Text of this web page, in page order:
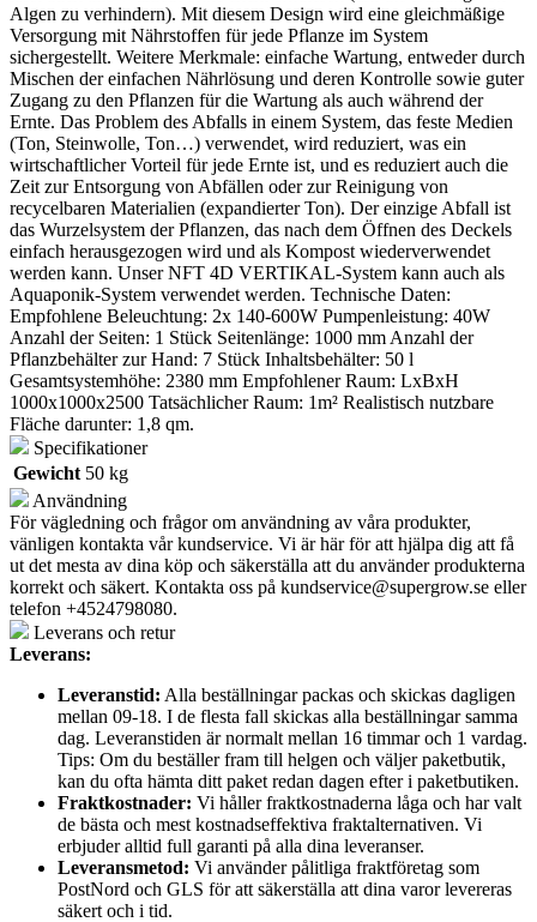
Algen zu verhindern). Mit diesem Design wird eine gleichmäßige
Versorgung mit Nährstoffen für jede Pflanze im System
sichergestellt. Weitere Merkmale: einfache Wartung, entweder durch
Mischen der einfachen Nährlösung und deren Kontrolle sowie guter
Zugang zu den Pflanzen für die Wartung als auch während der
Ernte. Das Problem des Abfalls in einem System, das feste Medien
(Ton, Steinwolle, Ton…) verwendet, wird reduziert, was ein
wirtschaftlicher Vorteil für jede Ernte ist, und es reduziert auch die
Zeit zur Entsorgung von Abfällen oder zur Reinigung von
recycelbaren Materialien (expandierter Ton). Der einzige Abfall ist
das Wurzelsystem der Pflanzen, das nach dem Öffnen des Deckels
einfach herausgezogen wird und als Kompost wiederverwendet
werden kann. Unser NFT 4D VERTIKAL-System kann auch als
Aquaponik-System verwendet werden. Technische Daten:
Empfohlene Beleuchtung: 2x 140-600W Pumpenleistung: 40W
Anzahl der Seiten: 1 Stück Seitenlänge: 1000 mm Anzahl der
Pflanzbehälter zur Hand: 7 Stück Inhaltsbehälter: 50 l
Gesamtsystemhöhe: 2380 mm Empfohlener Raum: LxBxH
1000x1000x2500 Tatsächlicher Raum: 1m² Realistisch nutzbare
Fläche darunter: 1,8 qm.
Specifikationer
Gewicht 50 kg
Användning
För vägledning och frågor om användning av våra produkter,
vänligen kontakta vår kundservice. Vi är här för att hjälpa dig att få
ut det mesta av dina köp och säkerställa att du använder produkterna
korrekt och säkert. Kontakta oss på kundservice@supergrow.se eller
telefon +4524798080.
Leverans och retur
Leverans:
Leveranstid: Alla beställningar packas och skickas dagligen
mellan 09-18. I de flesta fall skickas alla beställningar samma
dag. Leveranstiden är normalt mellan 16 timmar och 1 vardag.
Tips: Om du beställer fram till helgen och väljer paketbutik,
kan du ofta hämta ditt paket redan dagen efter i paketbutiken.
Fraktkostnader: Vi håller fraktkostnaderna låga och har valt
de bästa och mest kostnadseffektiva fraktalternativen. Vi
erbjuder alltid full garanti på alla dina leveranser.
Leveransmetod: Vi använder pålitliga fraktföretag som
PostNord och GLS för att säkerställa att dina varor levereras
säkert och i tid.